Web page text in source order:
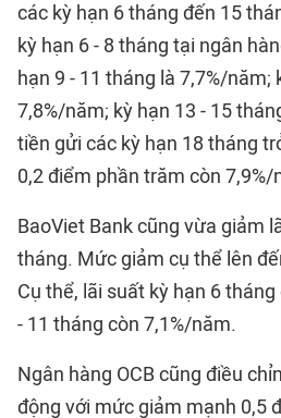
các kỳ hạn 6 tháng đến 15
kỳ hạn 6 - 8 tháng tại ngân
hạn 9 - 11 tháng là 7,7%/năm;
7,8%/năm; kỳ hạn 13 - 15
tiền gửi các kỳ hạn 18 tháng
0,2 điểm phần trăm còn 7,9%/
BaoViet Bank cũng vừa giảm
tháng. Mức giảm cụ thể lên
Cụ thể, lãi suất kỳ hạn 6
- 11 tháng còn 7,1%/năm.
Ngân hàng OCB cũng điều
động với mức giảm mạnh 0,5